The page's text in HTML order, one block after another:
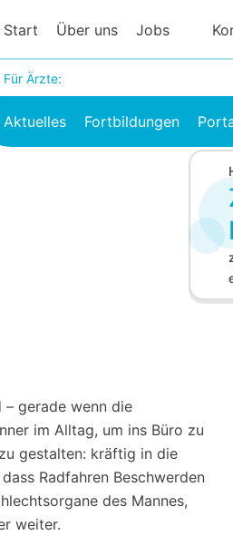
Start Über uns Jobs
Für Ärzte:
Aktuelles Fortbildungen
gerade wenn die
im Alltag, um ins Büro zu
gestalten: kräftig in die
Radfahren Beschwerden
des Mannes,
weiter.